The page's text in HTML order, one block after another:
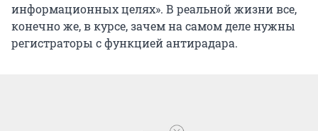
информационных целях». В реальной жизни все,
конечно же, в курсе, зачем на самом деле нужны
регистраторы с функцией антирадара.